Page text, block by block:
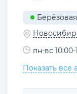
пн-вс 10:00-
Показать все